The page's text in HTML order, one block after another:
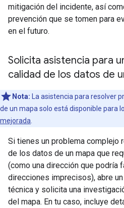
mitigación del incidente, así
prevención que se tomen para
en el futuro.
Solicita asistencia para
calidad de los datos de
Nota: La asistencia para resolver
de un mapa solo está disponible para
mejorada
Si tienes un problema complejo
de los datos de un mapa que
(como una dirección que podría
direcciones imprecisos), abre
técnica y solicita una
del mapa. En tu caso, incluye